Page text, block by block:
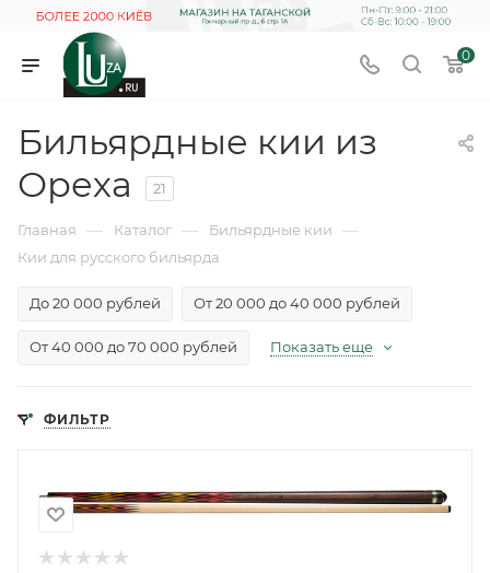
0
Бильярдные кии из
Ореха
21
Главная — Каталог — Бильярдные кии —
Кии для русского бильярда
До 20 000 рублей От 20 000 до 40 000 рублей
От 40 000 до 70 000 рублей Показать еще
ФИЛЬТР